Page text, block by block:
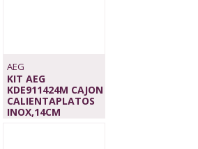
AEG
KIT AEG
KDE911424M CAJON
CALIENTAPLATOS
INOX,14CM